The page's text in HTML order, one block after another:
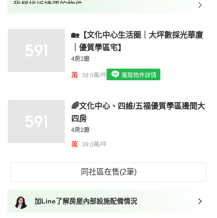
我想找近捷運的物件
我想找配備瓦斯爐的物件
我想找廁所開窗的物件
我想找具垃圾處理的物件
🏡【文化中心生活圈｜大坪數採光華廈
｜優質學區宅】
4房2廳
萬 39.0萬/坪 獲取物件詳情
🌈文化中心、四維/五福優質學區邊間大
四房
4房2廳
萬 39.0萬/坪
同社區在售(2筆)
加Line了解房屋內部設施配備情況